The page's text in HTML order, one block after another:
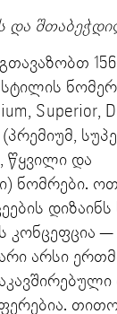
და
156
Superior,
წყვილი და
ნომრები.
კონცეფცია —
არსი